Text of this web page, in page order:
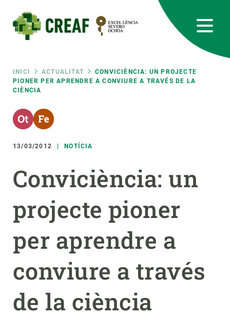
contingut
Fil
d'ariadna
INICI ACTUALITAT
CONVICIÈNCIA: UN PROJECTE
PIONER PER APRENDRE A CONVIURE A TRAVÉS DE LA
CIÈNCIA
13/03/2012 NOTÍCIA
Conviciència: un
projecte pioner
per aprendre a
conviure a través
de la ciència
RRSS
Featured
responsive
Responsive
menu
RECERCA
CIÈNCIA EN ACCIÓ
PARTICIPA
NOTÍCIES I AGENDA